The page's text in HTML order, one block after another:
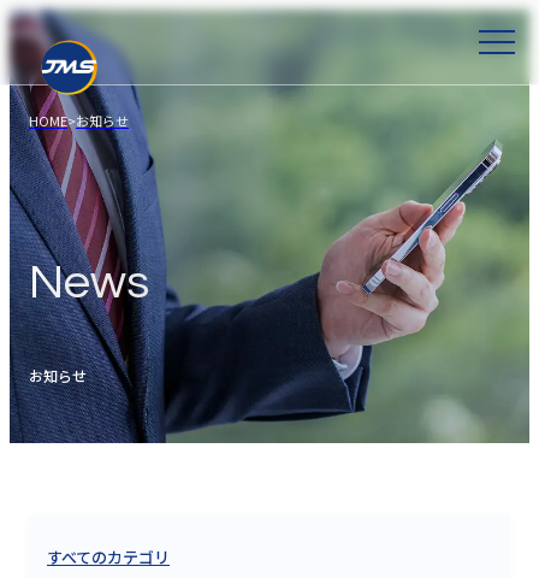
HOME>お知らせ
News
お知らせ
すべてのカテゴリ